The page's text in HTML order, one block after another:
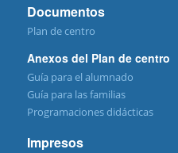
Documentos
Plan de centro
Anexos del Plan de centro
Guía para el alumnado
Guía para las familias
Programaciones didácticas
Impresos